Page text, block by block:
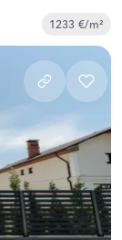
1233 €/m²